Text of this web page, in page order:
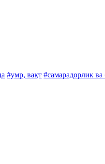
#умр, вақт #самарадорлик